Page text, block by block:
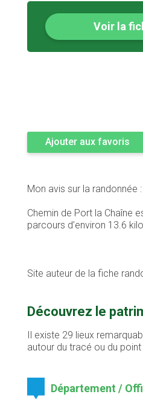
Voir la
Ajouter aux favoris
Mon avis sur la randonnée :
Chemin de Port la Chaîne
parcours d’environ 13.6
Site auteur de la fiche
Découvrez le
Il existe 29 lieux
autour du tracé ou du
Département /